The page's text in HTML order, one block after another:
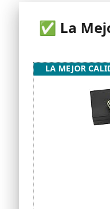
✅ La
LA MEJOR